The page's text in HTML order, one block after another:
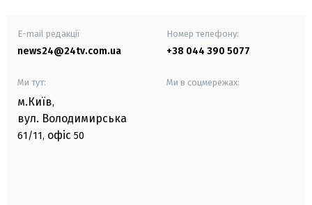
E-mail редакції
news24@24tv.com.ua
Номер телефону:
+38 044 390 5077
Ми тут:
м.Київ,
вул. Володимирська
61/11, офіс 50
Ми в соцмережах: